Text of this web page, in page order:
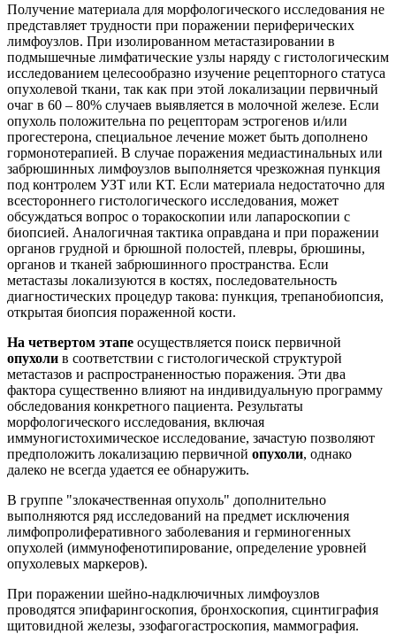
Получение материала для морфологического исследования не
представляет трудности при поражении периферических
лимфоузлов. При изолированном метастазировании в
подмышечные лимфатические узлы наряду с гистологическим
исследованием целесообразно изучение рецепторного статуса
опухолевой ткани, так как при этой локализации первичный
очаг в 60 – 80% случаев выявляется в молочной железе. Если
опухоль положительна по рецепторам эстрогенов и/или
прогестерона, специальное лечение может быть дополнено
гормонотерапией. В случае поражения медиастинальных или
забрюшинных лимфоузлов выполняется чрезкожная пункция
под контролем УЗТ или КТ. Если материала недостаточно для
всестороннего гистологического исследования, может
обсуждаться вопрос о торакоскопии или лапароскопии с
биопсией. Аналогичная тактика оправдана и при поражении
органов грудной и брюшной полостей, плевры, брюшины,
органов и тканей забрюшинного пространства. Если
метастазы локализуются в костях, последовательность
диагностических процедур такова: пункция, трепанобиопсия,
открытая биопсия пораженной кости.
На четвертом этапе осуществляется поиск первичной
опухоли в соответствии с гистологической структурой
метастазов и распространенностью поражения. Эти два
фактора существенно влияют на индивидуальную программу
обследования конкретного пациента. Результаты
морфологического исследования, включая
иммуногистохимическое исследование, зачастую позволяют
предположить локализацию первичной опухоли, однако
далеко не всегда удается ее обнаружить.
В группе "злокачественная опухоль" дополнительно
выполняются ряд исследований на предмет исключения
лимфопролиферативного заболевания и герминогенных
опухолей (иммунофенотипирование, определение уровней
опухолевых маркеров).
При поражении шейно-надключичных лимфоузлов
проводятся эпифарингоскопия, бронхоскопия, сцинтиграфия
щитовидной железы, эзофагогастроскопия, маммография.